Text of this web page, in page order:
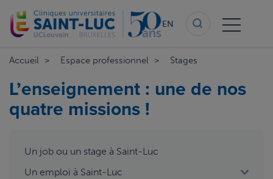
main
EN
Accueil Espace professionnel Stages
L’enseignement : une de nos
quatre missions !
aside
menu
Un job ou un stage à Saint-Luc
Un emploi à Saint-Luc